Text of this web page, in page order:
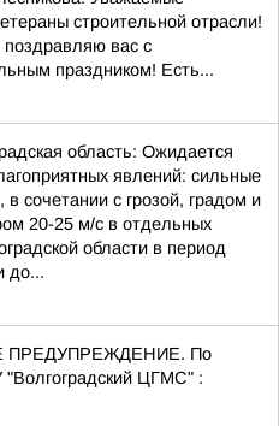
строительной отрасли!
вас с
праздником! Есть...
область: Ожидается
явлений: сильные
сочетании с грозой, градом и
20-25 м/с в отдельных
области в период
до...
По
ЦГМС" :